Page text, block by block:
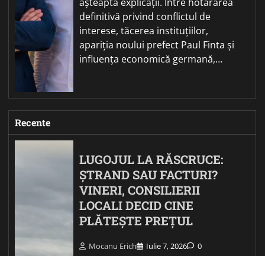
definitivă privind conflictul de
interese, tăcerea instituțiilor,
apariția noului prefect Paul Finta și
influența economică germană,…
Recente
LUGOJUL LA RĂSCRUCE:
ȘTRAND SAU FACTURI?
VINERI, CONSILIERII
LOCALI DECID CINE
PLĂTEȘTE PREȚUL
Mocanu Erich Iulie 7, 2026 0